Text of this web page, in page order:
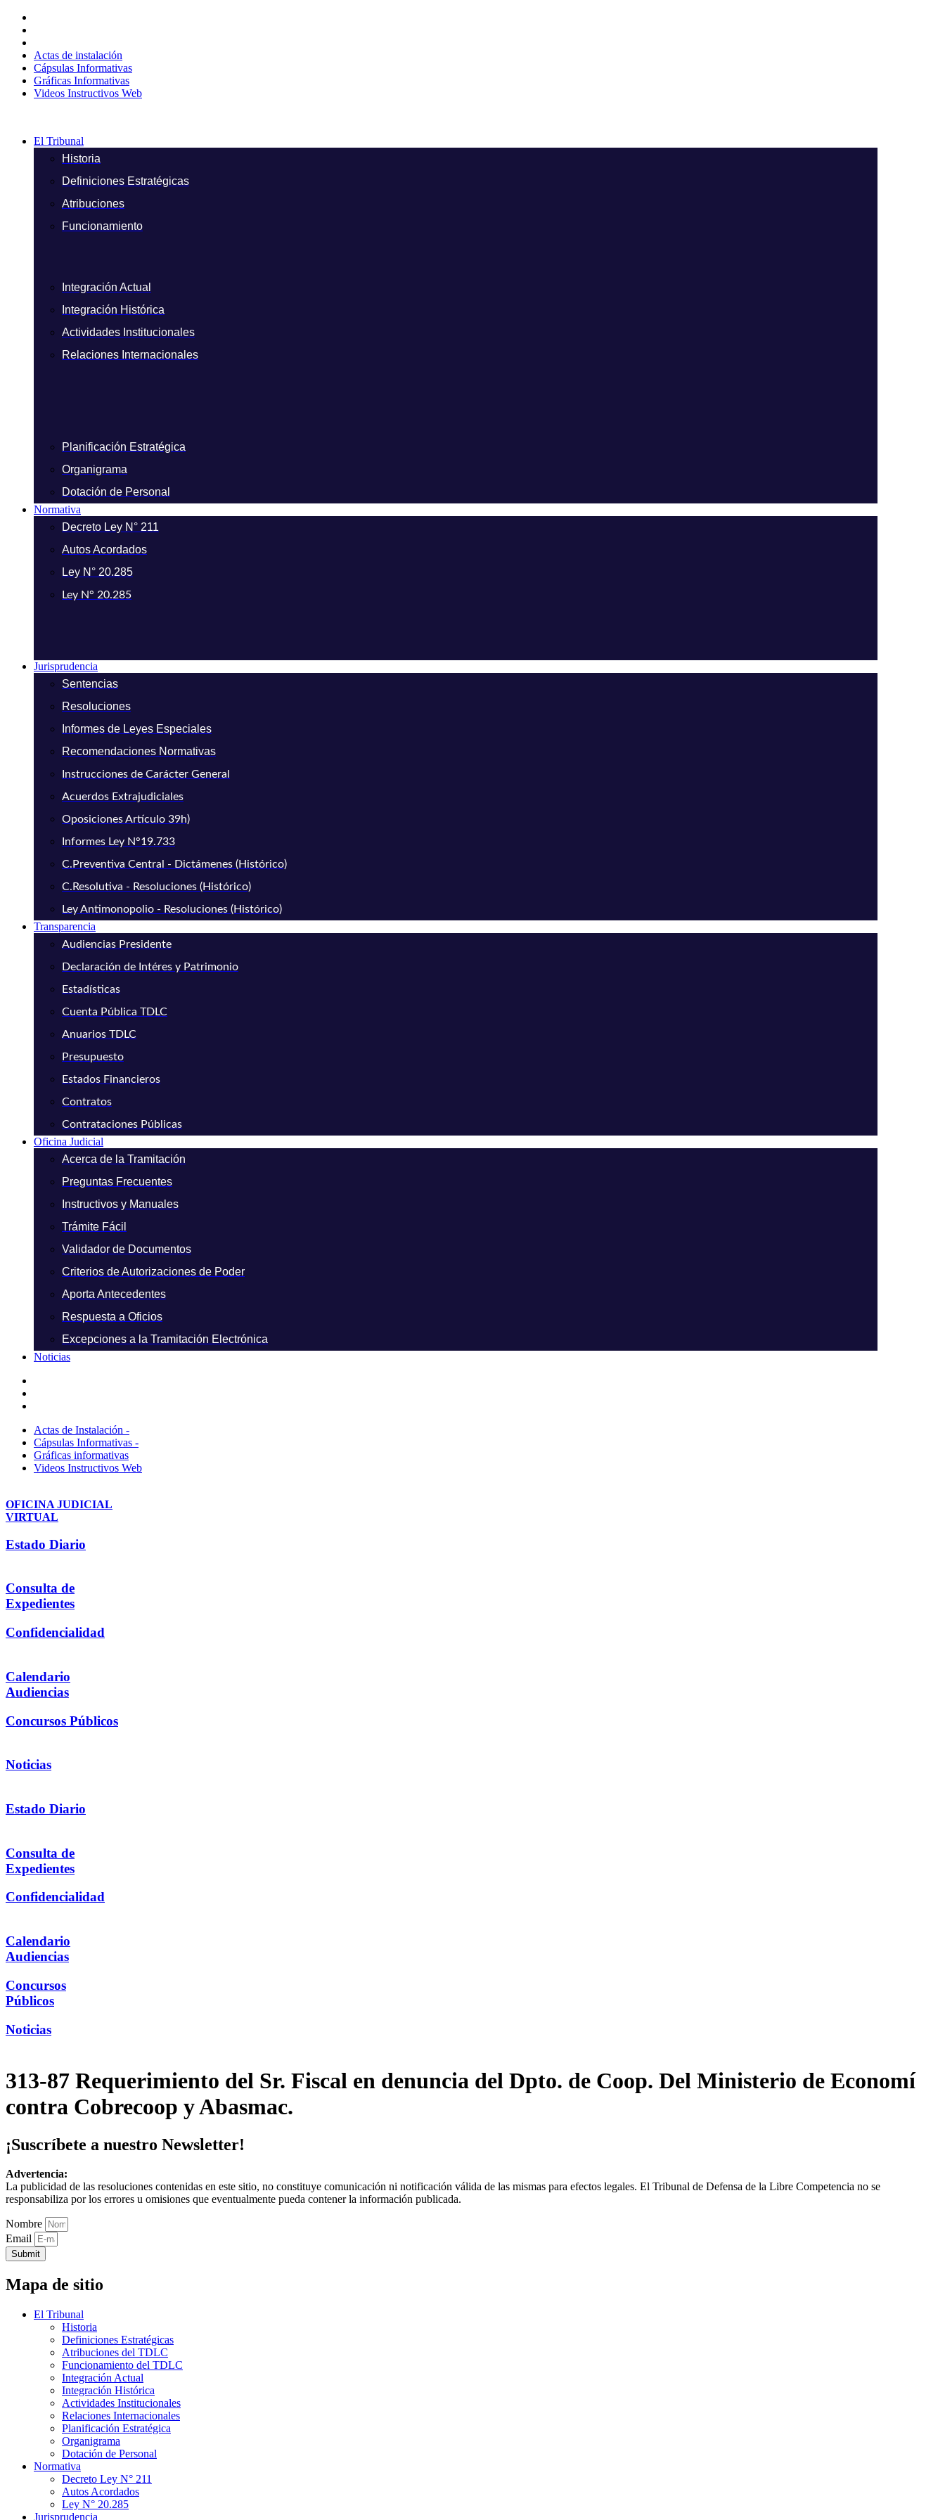
contenido
Actas de instalación
Cápsulas Informativas
Gráficas Informativas
Videos Instructivos Web
El Tribunal
Historia
Definiciones Estratégicas
Atribuciones
Funcionamiento
Integración Actual
Integración Histórica
Actividades Institucionales
Relaciones Internacionales
Planificación Estratégica
Organigrama
Dotación de Personal
Normativa
Decreto Ley N° 211
Autos Acordados
Ley N° 20.285
Ley N° 20.285
Jurisprudencia
Sentencias
Resoluciones
Informes de Leyes Especiales
Recomendaciones Normativas
Instrucciones de Carácter General
Acuerdos Extrajudiciales
Oposiciones Artículo 39h)
Informes Ley N°19.733
C.Preventiva Central - Dictámenes (Histórico)
C.Resolutiva - Resoluciones (Histórico)
Ley Antimonopolio - Resoluciones (Histórico)
Transparencia
Audiencias Presidente
Declaración de Intéres y Patrimonio
Estadísticas
Cuenta Pública TDLC
Anuarios TDLC
Presupuesto
Estados Financieros
Contratos
Contrataciones Públicas
Oficina Judicial
Acerca de la Tramitación
Preguntas Frecuentes
Instructivos y Manuales
Trámite Fácil
Validador de Documentos
Criterios de Autorizaciones de Poder
Aporta Antecedentes
Respuesta a Oficios
Excepciones a la Tramitación Electrónica
Noticias
Actas de Instalación -
Cápsulas Informativas -
Gráficas informativas
Videos Instructivos Web
OFICINA JUDICIAL
VIRTUAL
Estado Diario
Consulta de
Expedientes
Confidencialidad
Calendario
Audiencias
Concursos Públicos
Noticias
Estado Diario
Consulta de
Expedientes
Confidencialidad
Calendario
Audiencias
Concursos
Públicos
Noticias
313-87 Requerimiento del Sr. Fiscal en denuncia del Dpto. de Coop. Del Ministerio de Economí
contra Cobrecoop y Abasmac.
¡Suscríbete a nuestro Newsletter!
Advertencia:
La publicidad de las resoluciones contenidas en este sitio, no constituye comunicación ni notificación válida de las mismas para efectos legales. El Tribunal de Defensa de la Libre Competencia no se
responsabiliza por los errores u omisiones que eventualmente pueda contener la información publicada.
Nombre
Email
Submit
Mapa de sitio
El Tribunal
Historia
Definiciones Estratégicas
Atribuciones del TDLC
Funcionamiento del TDLC
Integración Actual
Integración Histórica
Actividades Institucionales
Relaciones Internacionales
Planificación Estratégica
Organigrama
Dotación de Personal
Normativa
Decreto Ley N° 211
Autos Acordados
Ley N° 20.285
Jurisprudencia